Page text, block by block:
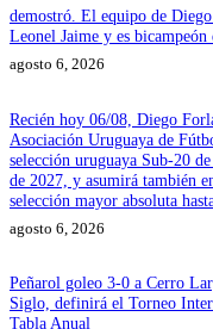
demostró. El equipo de
Leonel Jaime y es
agosto 6, 2026
Recién hoy 06/08, Diego
Asociación Uruguaya de
selección uruguaya Sub-20
de 2027, y asumirá también
selección mayor absoluta
agosto 6, 2026
Peñarol goleo 3-0 a Cerro
Siglo, definirá el Torneo
Tabla Anual